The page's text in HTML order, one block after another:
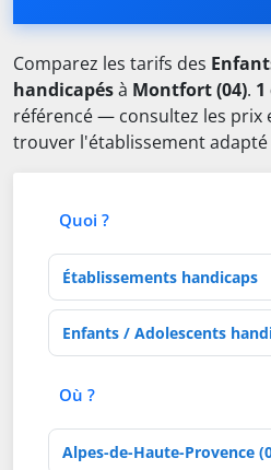
Comparez les tarifs des
handicapésà Montfort (04).
référencé — consultez les prix
trouver l'établissement
Quoi ?
Type d'établissement
Activités de soins
Où ?
Département